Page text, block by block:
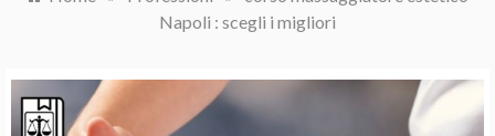
Napoli : scegli i migliori